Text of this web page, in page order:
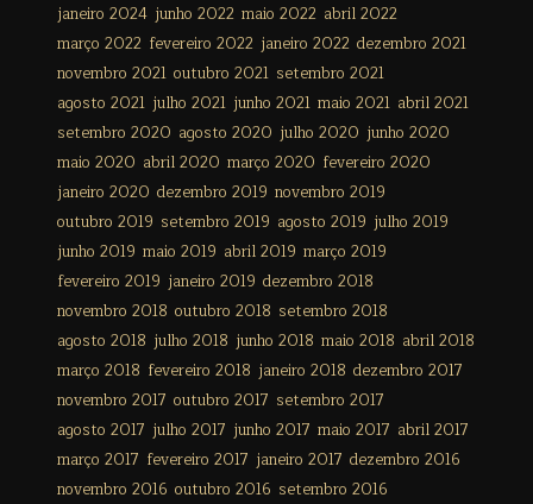
janeiro 2024 junho 2022 maio 2022 abril 2022
março 2022 fevereiro 2022 janeiro 2022 dezembro 2021
novembro 2021 outubro 2021 setembro 2021
agosto 2021 julho 2021 junho 2021 maio 2021 abril 2021
setembro 2020 agosto 2020 julho 2020 junho 2020
maio 2020 abril 2020 março 2020 fevereiro 2020
janeiro 2020 dezembro 2019 novembro 2019
outubro 2019 setembro 2019 agosto 2019 julho 2019
junho 2019 maio 2019 abril 2019 março 2019
fevereiro 2019 janeiro 2019 dezembro 2018
novembro 2018 outubro 2018 setembro 2018
agosto 2018 julho 2018 junho 2018 maio 2018 abril 2018
março 2018 fevereiro 2018 janeiro 2018 dezembro 2017
novembro 2017 outubro 2017 setembro 2017
agosto 2017 julho 2017 junho 2017 maio 2017 abril 2017
março 2017 fevereiro 2017 janeiro 2017 dezembro 2016
novembro 2016 outubro 2016 setembro 2016